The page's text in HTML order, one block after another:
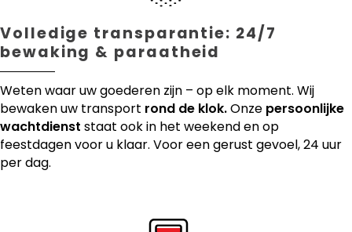
Volledige transparantie: 24/7
bewaking & paraatheid
Weten waar uw goederen zijn – op elk moment. Wij
bewaken uw transport rond de klok.Onze persoonlijke
wachtdienst staat ook in het weekend en op
feestdagen voor u klaar. Voor een gerust gevoel, 24 uur
per dag.